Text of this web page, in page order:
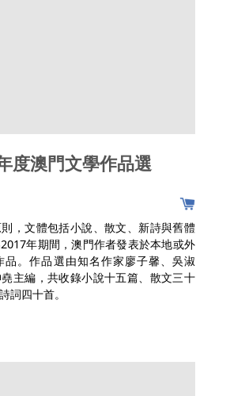
度澳門文學作品選
，文體包括小說、散文、新詩與舊體
年期間，澳門作者發表於本地或外
品。作品選由知名作家廖子馨、吳淑
主編，共收錄小說十五篇、散文三十
詞四十首。